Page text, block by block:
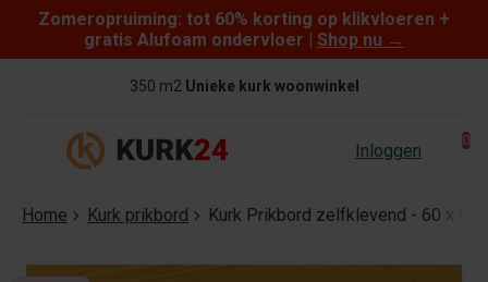
Skip to content
Zomeropruiming: tot 60% korting op klikvloeren +
gratis Alufoam ondervloer | Shop nu →
350 m2 Unieke kurk woonwinkel
Inloggen 0
Home Kurk prikbord Kurk Prikbord zelfklevend - 60 x 90